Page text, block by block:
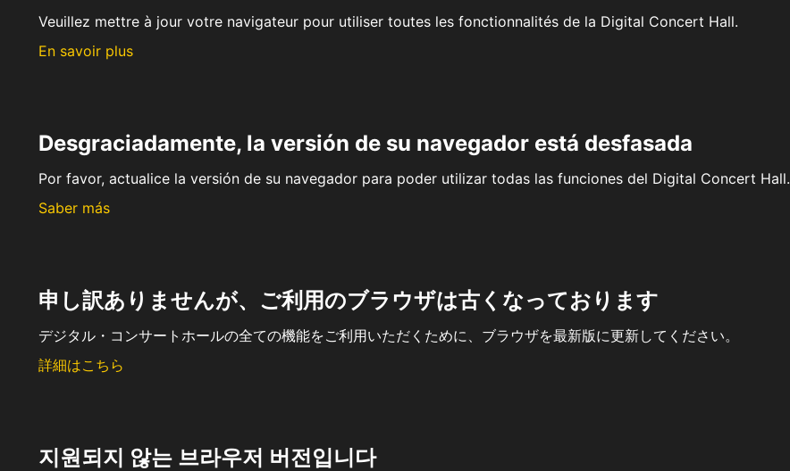
Veuillez mettre à jour votre navigateur pour utiliser toutes les fonctionnalités de la Digital Concert Hall.
En savoir plus
Desgraciadamente, la versión de su navegador está desfasada
Por favor, actualice la versión de su navegador para poder utilizar todas las funciones del Digital Concert Hall.
Saber más
申し訳ありませんが、ご利用のブラウザは古くなっております
デジタル・コンサートホールの全ての機能をご利用いただくために、ブラウザを最新版に更新してください。
詳細はこちら
지원되지 않는 브라우저 버전입니다